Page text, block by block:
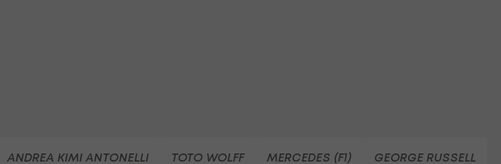
ANDREA KIMI ANTONELLI TOTO WOLFF MERCEDES (F1) GEORGE RUSSELL